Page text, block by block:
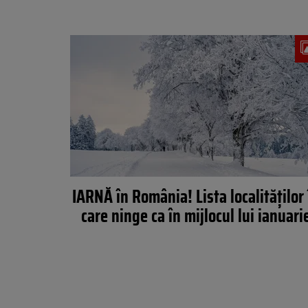
IARNĂ în România! Lista
care ninge ca în mijlocul lui